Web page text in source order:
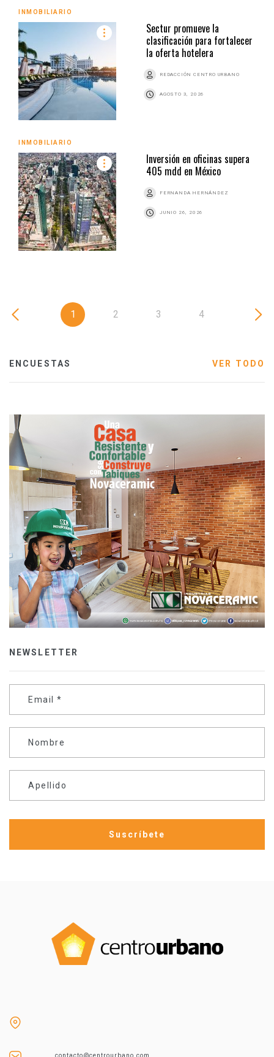
INMOBILIARIO
Sectur promueve la
clasificación para fortalecer
la oferta hotelera
REDACCIÓN CENTRO URBANO
AGOSTO 3, 2026
INMOBILIARIO
Inversión en oficinas supera
405 mdd en México
FERNANDA HERNÁNDEZ
JUNIO 26, 2026
1 2 3 4
ENCUESTAS VER TODO
NEWSLETTER
Email *
Nombre
Apellido
contacto@centrourbano.com